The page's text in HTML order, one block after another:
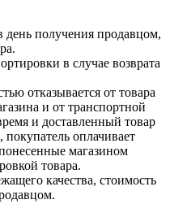
день получения продавцом,
в случае возврата
отказывается от товара
и от транспортной
и доставленный товар
оплачивает
магазином
товара.
качества, стоимость